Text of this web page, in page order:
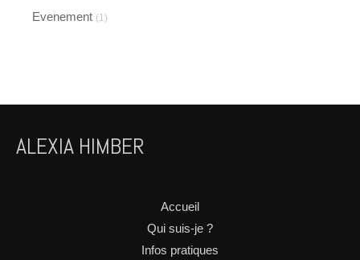
Evenement (1)
ALEXIA HIMBER
Accueil
Qui suis-je ?
Infos pratiques